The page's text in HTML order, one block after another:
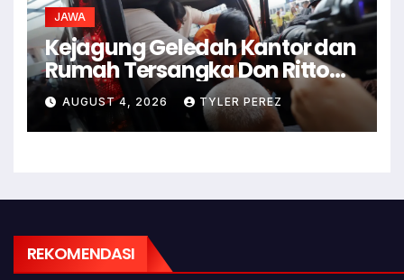
JAWA
Kejagung Geledah Kantor dan
Rumah Tersangka Don Ritto
Terkait Kasus Febrie
Adriansyah
AUGUST 4, 2026 TYLER PEREZ
REKOMENDASI